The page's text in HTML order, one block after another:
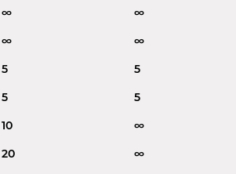
∞ ∞
∞ ∞
5 5
5 5
10 ∞
20 ∞